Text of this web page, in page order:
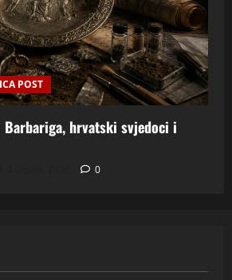
POST
Barbariga, hrvatski svjedoci i
0